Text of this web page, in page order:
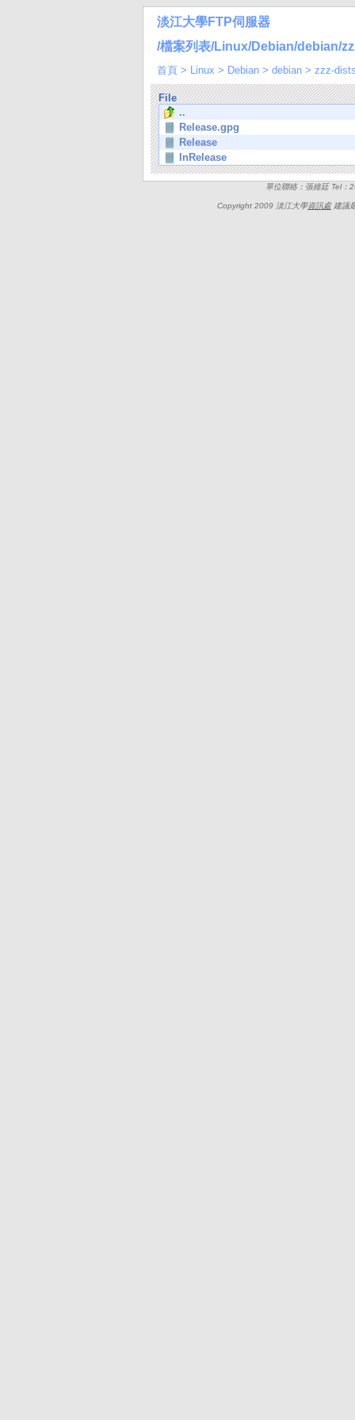
淡江大學FTP伺服器
/檔案列表/Linux/Debian/debian/
首頁 > Linux > Debian > debian > zzz-
File
..
Release.gpg
Release
InRelease
單位聯絡：張維廷 Tel
Copyright 2009 淡江大學資訊處建議